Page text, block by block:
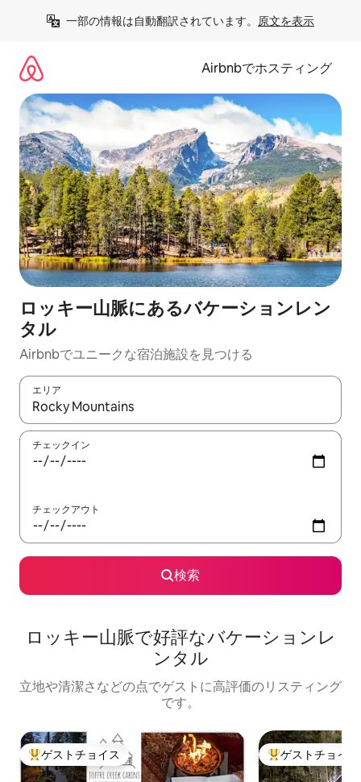
一部の情報は自動翻訳されています。 原文を表示
Airbnbでホスティング
ロッキー山脈にあるバケーションレン
タル
Airbnbでユニークな宿泊施設を見つける
エリア
検索結果が表示されたら、上下の矢印キーを使って移動するか
チェックイン
チェックアウト
検索
ロッキー山脈で好評なバケーションレ
ンタル
立地や清潔さなどの点でゲストに高評価のリスティング
です。
大好評のゲストチョイスです。
ゲストチョイス 大好評のゲスト
ゲストチョイス